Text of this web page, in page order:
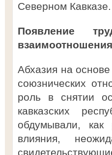
Северном Кавказе.
Появление
Абхазия на
союзнических
роль в снятии
кавказских
обдумывали, как
влияния,